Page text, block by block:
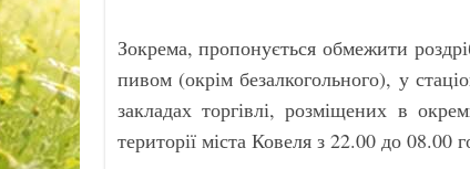
Зокрема, пропонується обмежити
пивом (окрім безалкогольного), у
закладах торгівлі, розміщених в
території міста Ковеля з 22.00 до 08.00